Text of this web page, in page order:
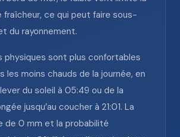
fraîcheur, ce qui peut faire sous-
du rayonnement.
physiques sont plus confortables
les moins chauds de la journée, en
du soleil à 05:49 ou de la
jusqu’au coucher à 21:01. La
de 0 mm et la probabilité